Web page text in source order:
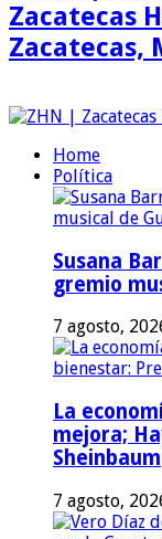
Zacatecas
Zacatecas,
Home
Política
Susana
gremio
7 agosto,
La
mejora;
Sheinbaum
7 agosto,